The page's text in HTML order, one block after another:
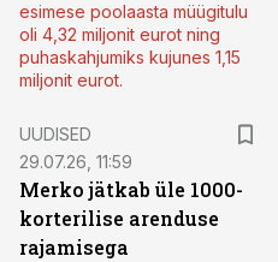
esimese poolaasta müügitulu
oli 4,32 miljonit eurot ning
puhaskahjumiks kujunes 1,15
miljonit eurot.
UUDISED
29.07.26, 11:59
Merko jätkab üle 1000-
korterilise arenduse
rajamisega